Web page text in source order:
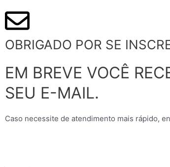
OBRIGADO POR SE
EM BREVE VOCÊ
SEU E-MAIL.
Caso necessite de atendimento mais rápido,